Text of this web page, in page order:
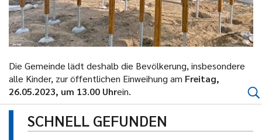
Die Gemeinde lädt deshalb die Bevölkerung, insbesondere
alle Kinder, zur öffentlichen Einweihung am Freitag,
26.05.2023, um 13.00 Uhrein.
SCHNELL GEFUNDEN